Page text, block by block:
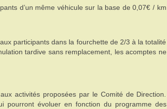
d’un même véhicule sur la base de 0,07€ / km
participants dans la fourchette de 2/3 à la totalité
tardive sans remplacement, les acomptes ne
activités proposées par le Comité de Direction.
pourront évoluer en fonction du programme des